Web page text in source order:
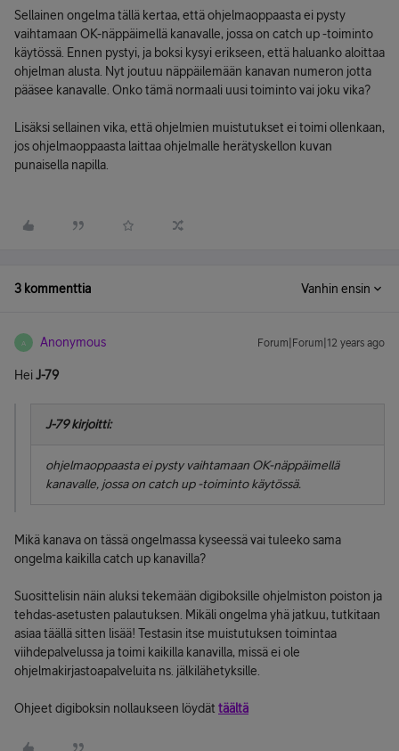
Sellainen ongelma tällä kertaa, että ohjelmaoppaasta ei pysty
vaihtamaan OK-näppäimellä kanavalle, jossa on catch up -toiminto
käytössä. Ennen pystyi, ja boksi kysyi erikseen, että haluanko aloittaa
ohjelman alusta. Nyt joutuu näppäilemään kanavan numeron jotta
pääsee kanavalle. Onko tämä normaali uusi toiminto vai joku vika?
Lisäksi sellainen vika, että ohjelmien muistutukset ei toimi ollenkaan,
jos ohjelmaoppaasta laittaa ohjelmalle herätyskellon kuvan
punaisella napilla.
3 kommenttia Vanhin ensin
A Anonymous Forum|Forum|12 years ago
HeiJ-79
J-79 kirjoitti:
ohjelmaoppaasta ei pysty vaihtamaan OK-näppäimellä
kanavalle, jossa on catch up -toiminto käytössä.
Mikä kanava on tässä ongelmassa kyseessä vai tuleeko sama
ongelma kaikilla catch up kanavilla?
Suosittelisin näin aluksi tekemään digiboksille ohjelmiston poiston ja
tehdas-asetusten palautuksen. Mikäli ongelma yhä jatkuu, tutkitaan
asiaa täällä sitten lisää! Testasin itse muistutuksen toimintaa
viihdepalvelussa ja toimi kaikilla kanavilla, missä ei ole
ohjelmakirjastoapalveluita ns. jälkilähetyksille.
Ohjeet digiboksin nollaukseen löydät täältä